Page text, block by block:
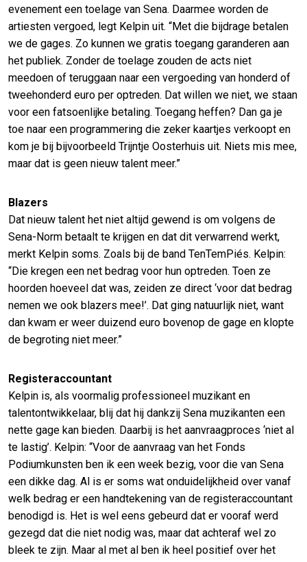
evenement een toelage van Sena. Daarmee worden de
artiesten vergoed, legt Kelpin uit. “Met die bijdrage betalen
we de gages. Zo kunnen we gratis toegang garanderen aan
het publiek. Zonder de toelage zouden de acts niet
meedoen of teruggaan naar een vergoeding van honderd of
tweehonderd euro per optreden. Dat willen we niet, we staan
voor een fatsoenlijke betaling. Toegang heffen? Dan ga je
toe naar een programmering die zeker kaartjes verkoopt en
kom je bij bijvoorbeeld Trijntje Oosterhuis uit. Niets mis mee,
maar dat is geen nieuw talent meer.”
Blazers
Dat nieuw talent het niet altijd gewend is om volgens de
Sena-Norm betaalt te krijgen en dat dit verwarrend werkt,
merkt Kelpin soms. Zoals bij de band TenTemPiés. Kelpin:
“Die kregen een net bedrag voor hun optreden. Toen ze
hoorden hoeveel dat was, zeiden ze direct ‘voor dat bedrag
nemen we ook blazers mee!’. Dat ging natuurlijk niet, want
dan kwam er weer duizend euro bovenop de gage en klopte
de begroting niet meer.”
Registeraccountant
Kelpin is, als voormalig professioneel muzikant en
talentontwikkelaar, blij dat hij dankzij Sena muzikanten een
nette gage kan bieden. Daarbij is het aanvraagproces ‘niet al
te lastig’. Kelpin: “Voor de aanvraag van het Fonds
Podiumkunsten ben ik een week bezig, voor die van Sena
een dikke dag. Al is er soms wat onduidelijkheid over vanaf
welk bedrag er een handtekening van de registeraccountant
benodigd is. Het is wel eens gebeurd dat er vooraf werd
gezegd dat die niet nodig was, maar dat achteraf wel zo
bleek te zijn. Maar al met al ben ik heel positief over het